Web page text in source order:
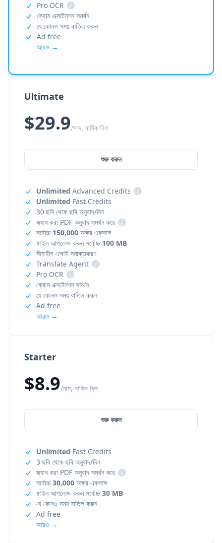
Starter
$8.9/মাস, বার্ষিক বিল
শুরু করুন
Unlimited Fast Credits
3 ছবি থেকে ছবি অনুবাদ/দিন
স্ক্যান করা PDF অনুবাদ সমর্থন করে
i
সর্বোচ্চ30,000 অক্ষর একসঙ্গে
ফাইল আপলোড করুন সর্বোচ্চ30 MB
যে কোনও সময় বাতিল করুন
Ad free
আরও →
Pro OCR
i
ক্রোম এক্সটেনশন সমর্থন
যে কোনও সময় বাতিল করুন
Ad free
আরও →
Ultimate
$29.9/মাস, বার্ষিক বিল
শুরু করুন
Unlimited Advanced Credits
i
Unlimited Fast Credits
30 ছবি থেকে ছবি অনুবাদ/দিন
স্ক্যান করা PDF অনুবাদ সমর্থন করে
i
সর্বোচ্চ 150,000 অক্ষর একসঙ্গে
ফাইল আপলোড করুন সর্বোচ্চ 100 MB
সীমাহীন এআই সনাক্তকরণ
Translate Agent
i
Pro OCR
i
ক্রোম এক্সটেনশন সমর্থন
যে কোনও সময় বাতিল করুন
Ad free
আরও →